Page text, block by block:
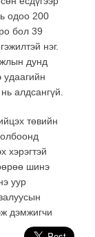
одоо 200
бол 39
нэг.
дунд
удаагийн
алдсангүй.
төвийн
хэрэгтэй
шинэ
уур
дэмжигчи